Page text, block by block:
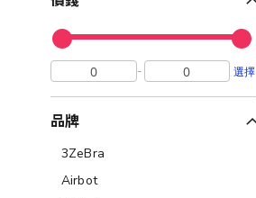
- 選擇
品牌
3ZeBra
Airbot